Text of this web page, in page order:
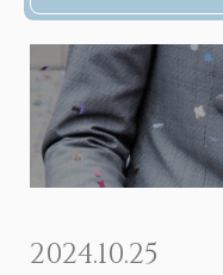
2024.10.25